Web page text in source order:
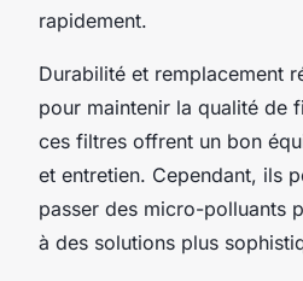
rapidement.
Durabilité et remplacement
pour maintenir la qualité de
ces filtres offrent un bon
et entretien. Cependant, ils
passer des micro-polluants
à des solutions plus